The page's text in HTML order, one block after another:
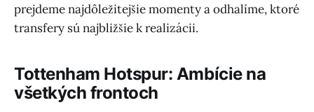
prejdeme najdôležitejšie momenty a odhalíme, ktoré
transfery sú najbližšie k realizácii.
Tottenham Hotspur: Ambície na
všetkých frontoch